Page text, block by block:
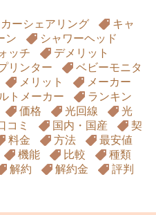
カーシェアリング
キャ
ン
シャワーヘッド
ッチ
デメリット
リンター
ベビーモニタ
メリット
メーカー
トメーカー
ランキン
価格 光回線
光
コミ 国内・国産
契
料金 方法
最安値
機能 比較
種類
解約 解約金
評判